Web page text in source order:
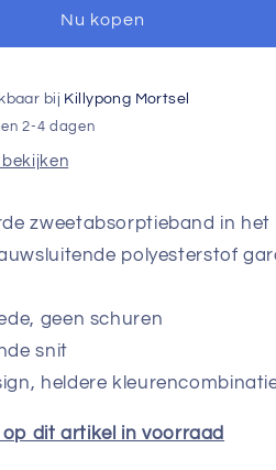
Nu kopen
bij Killypong Mortsel
2-4 dagen
bekijken
zweetabsorptieband in het
polyesterstof
geen schuren
snit
heldere
op dit artikel in voorraad